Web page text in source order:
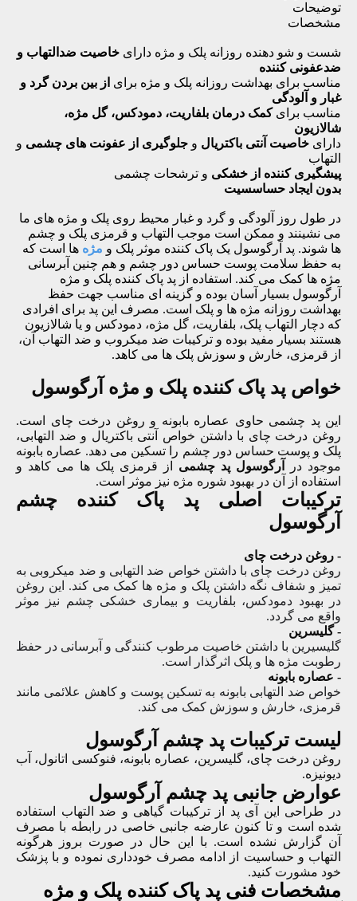
توضیحات
مشخصات
شست و شو دهنده روزانه پلک و مژه دارای خاصیت ضدالتهاب و
ضدعفونی کننده
مناسب برای بهداشت روزانه پلک و مژه برای از بین بردن گرد و
غبار و آلودگی
مناسب برایکمک درمان بلفاریت، دمودکس، گل مژه،
شالازیون
دارای خاصیت آنتی باکتریال و جلوگیری از عفونت های چشمی و
التهاب
پیشگیری کننده از خشکی و ترشحات چشمی
بدون ایجاد حساسسیت
در طول روز آلودگی و گرد و غبار محیط روی پلک و مژه های ما
می نشینند و ممکن است موجب التهاب و قرمزی پلک و چشم
ها شوند. پد آرگوسول یک پاک کننده موثر پلک و مژه ها است که
به حفظ سلامت پوست حساس دور چشم و هم چنین آبرسانی
مژه ها کمک می کند. استفاده از پد پاک کننده پلک و مژه
آرگوسول بسیار آسان بوده و گزینه ای مناسب جهت حفظ
بهداشت روزانه مژه ها و پلک است. مصرف این پد برای افرادی
که دچار التهاب پلک، بلفاریت، گل مژه، دمودکس و یا شالازیون
هستند بسیار مفید بوده و ترکیبات ضد میکروب و ضد التهاب آن،
از قرمزی، خارش و سوزش پلک ها می کاهد.
خواص پد پاک کننده پلک و مژه آرگوسول
این پد چشمی حاوی عصاره بابونه و روغن درخت چای است.
روغن درخت چای با داشتن خواص آنتی باکتریال و ضد التهابی،
پلک و پوست حساس دور چشم را تسکین می دهد. عصاره بابونه
موجود در
آرگوسول پد چشمی از قرمزی پلک ها می کاهد و
استفاده از آن در بهبود شوره مژه نیز موثر است.
ترکیبات اصلی پد پاک کننده چشم
آرگوسول
- روغن درخت چای
روغن درخت چای با داشتن خواص ضد التهابی و ضد میکروبی به
تمیز و شفاف نگه داشتن پلک و مژه ها کمک می کند. این روغن
در بهبود دمودکس، بلفاریت و بیماری خشکی چشم نیز موثر
واقع می گردد.
- گلیسرین
گلیسیرین با داشتن خاصیت مرطوب کنندگی و آبرسانی در حفظ
رطوبت مژه ها و پلک اثرگذار است.
- عصاره بابونه
خواص ضد التهابی بابونه به تسکین پوست و کاهش علائمی مانند
قرمزی، خارش و سوزش کمک می کند.
لیست ترکیبات پد چشم آرگوسول
روغن درخت چای، گلیسرین، عصاره بابونه، فنوکسی اتانول، آب
دیونیزه.
عوارض جانبی پد چشم آرگوسول
در طراحی این آی پد از ترکیبات گیاهی و ضد التهاب استفاده
شده است و تا کنون عارضه جانبی خاصی در رابطه با مصرف
آن گزارش نشده است. با این حال در صورت بروز هرگونه
التهاب و حساسیت از ادامه مصرف خودداری نموده و با پزشک
خود مشورت کنید.
مشخصات فنی پد پاک کننده پلک و مژه